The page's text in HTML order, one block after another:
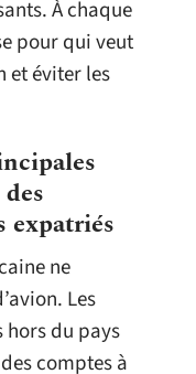
À chaque
pour qui veut
et éviter les
expatriés
ne
Les
du pays
comptes à